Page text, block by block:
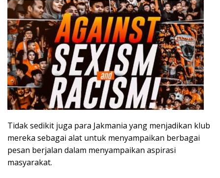
Tidak sedikit juga para Jakmania yang menjadikan klub
mereka sebagai alat untuk menyampaikan berbagai
pesan berjalan dalam menyampaikan aspirasi
masyarakat.